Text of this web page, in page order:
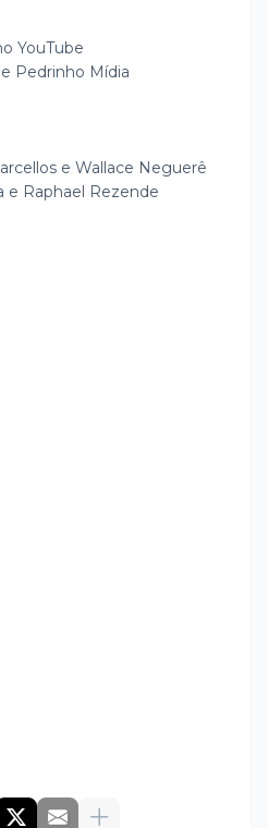
YouTube
Pedrinho Mídia
e Wallace Neguerê
e Raphael Rezende